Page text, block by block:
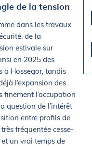
de la tension
dans les travaux
de la
estivale sur
en 2025 des
à Hossegor, tandis
l’expansion des
finement l’occupation
question de l’intérêt
entre profils de
fréquentée cesse-
un vrai temps de